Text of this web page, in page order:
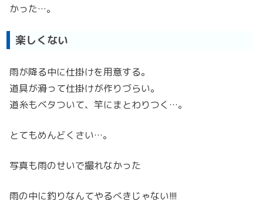
かった…。
楽しくない
雨が降る中に仕掛けを用意する。
道具が滑って仕掛けが作りづらい。
道糸もベタついて、竿にまとわりつく…。
とてもめんどくさい…。
写真も雨のせいで撮れなかった
雨の中に釣りなんてやるべきじゃない!!!!